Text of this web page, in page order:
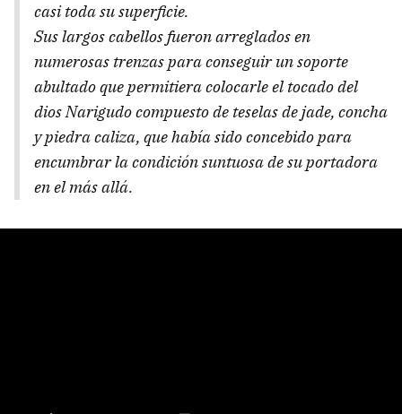
casi toda su superficie.
Sus largos cabellos fueron arreglados en
numerosas trenzas para conseguir un soporte
abultado que permitiera colocarle el tocado del
dios Narigudo compuesto de teselas de jade, concha
y piedra caliza, que había sido concebido para
encumbrar la condición suntuosa de su portadora
en el más allá.